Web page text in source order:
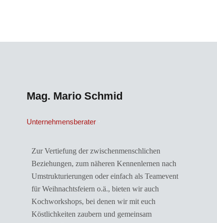
Mag. Mario Schmid
Unternehmensberater
Zur Vertiefung der zwischenmenschlichen
Beziehungen, zum näheren Kennenlernen nach
Umstrukturierungen oder einfach als Teamevent
für Weihnachtsfeiern o.ä., bieten wir auch
Kochworkshops, bei denen wir mit euch
Köstlichkeiten zaubern und gemeinsam